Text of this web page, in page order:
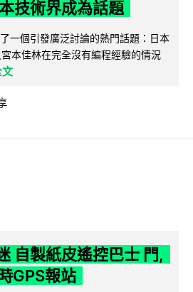
技術界成為話題
一個引發廣泛討論的熱門話題：日本
本佳林在完全沒有編程經驗的情況
文
自製紙皮遙控巴士 門,
GPS報站